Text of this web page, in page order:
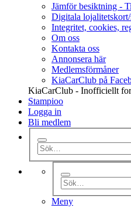
Jämför besiktning -
Digitala
Integritet, cookies,
Om oss
Kontakta oss
Annonsera här
Medlemsförmåner
KiaCarClub på
KiaCarClub - Inofficiellt
Stampioo
Logga in
Bli medlem
Meny